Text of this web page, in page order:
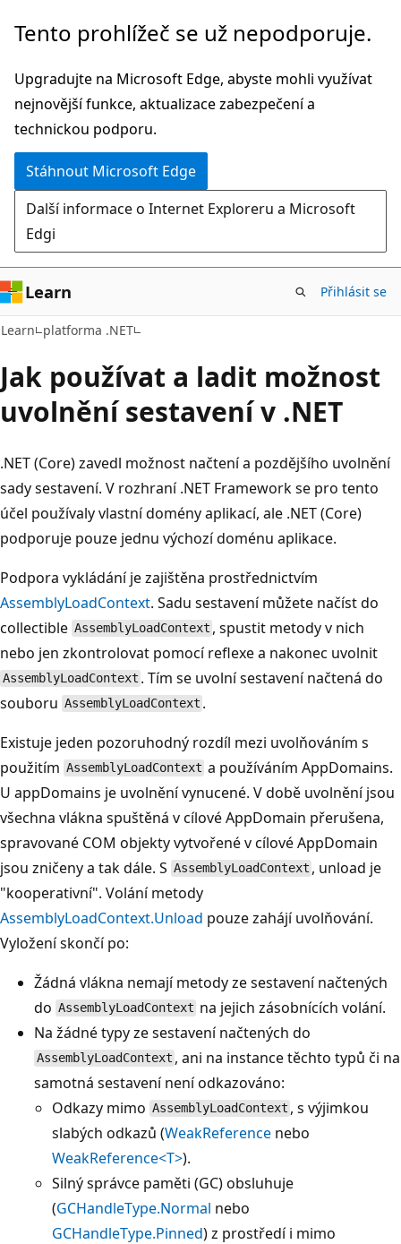
Přeskočit
hlavní
obsah
Tento prohlížeč se už nepodporuje.
Upgradujte na Microsoft Edge, abyste mohli využívat
nejnovější funkce, aktualizace zabezpečení a
technickou podporu.
Stáhnout Microsoft Edge
Další informace o Internet Exploreru a Microsoft
Edgi
Learn Přihlásit se
Learn platforma .NET
Jak používat a ladit možnost
uvolnění sestavení v .NET
.NET (Core) zavedl možnost načtení a pozdějšího uvolnění
sady sestavení. V rozhraní .NET Framework se pro tento
účel používaly vlastní domény aplikací, ale .NET (Core)
podporuje pouze jednu výchozí doménu aplikace.
Podpora vykládání je zajištěna prostřednictvím
AssemblyLoadContext. Sadu sestavení můžete načíst do
collectible AssemblyLoadContext , spustit metody v nich
nebo jen zkontrolovat pomocí reflexe a nakonec uvolnit
AssemblyLoadContext . Tím se uvolní sestavení načtená do
souboru AssemblyLoadContext .
Existuje jeden pozoruhodný rozdíl mezi uvolňováním s
použitím AssemblyLoadContext a používáním AppDomains.
U appDomains je uvolnění vynucené. V době uvolnění jsou
všechna vlákna spuštěná v cílové AppDomain přerušena,
spravované COM objekty vytvořené v cílové AppDomain
jsou zničeny a tak dále. S AssemblyLoadContext , unload je
"kooperativní". Volání metody
AssemblyLoadContext.Unload pouze zahájí uvolňování.
Vyložení skončí po:
Žádná vlákna nemají metody ze sestavení načtených
do AssemblyLoadContext na jejich zásobnících volání.
Na žádné typy ze sestavení načtených do
AssemblyLoadContext , ani na instance těchto typů či na
samotná sestavení není odkazováno:
Odkazy mimo AssemblyLoadContext , s výjimkou
slabých odkazů (WeakReference nebo
WeakReference<T>).
Silný správce paměti (GC) obsluhuje
(GCHandleType.Normal nebo
GCHandleType.Pinned) z prostředí i mimo